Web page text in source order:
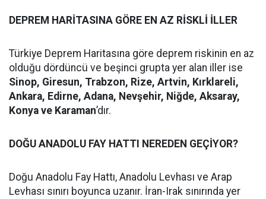
DEPREM HARİTASINA GÖRE EN AZ RİSKLİ İLLER
Türkiye Deprem Haritasına göre deprem riskinin en az
olduğu dördüncü ve beşinci grupta yer alan iller ise
Sinop, Giresun, Trabzon, Rize, Artvin, Kırklareli,
Ankara, Edirne, Adana, Nevşehir, Niğde, Aksaray,
Konya ve Karaman’dır.
DOĞU ANADOLU FAY HATTI NEREDEN GEÇİYOR?
Doğu Anadolu Fay Hattı, Anadolu Levhası ve Arap
Levhası sınırı boyunca uzanır. İran-Irak sınırında yer